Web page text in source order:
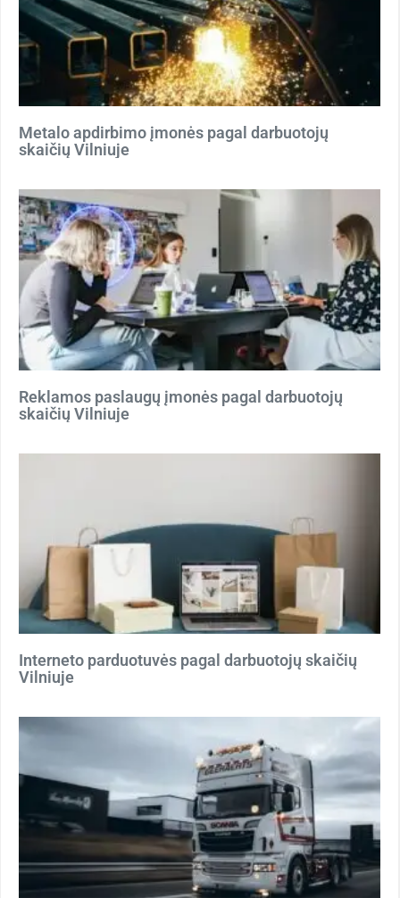
Metalo apdirbimo įmonės pagal darbuotojų
skaičių Vilniuje
Reklamos paslaugų įmonės pagal darbuotojų
skaičių Vilniuje
Interneto parduotuvės pagal darbuotojų skaičių
Vilniuje